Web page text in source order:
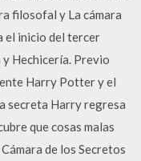
filosofal y La cámara
el inicio del tercer
Hechicería. Previo
Harry Potter y el
secreta Harry regresa
que cosas malas
de los Secretos